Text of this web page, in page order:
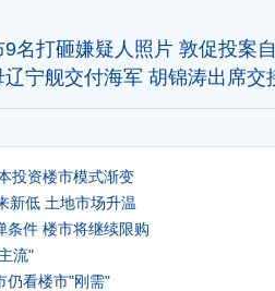
名打砸嫌疑人照片 敦促投案
辽宁舰交付海军 胡锦涛出席交
投资楼市模式渐变
新低 土地市场升温
条件 楼市将继续限购
流"
仍看楼市"刚需"